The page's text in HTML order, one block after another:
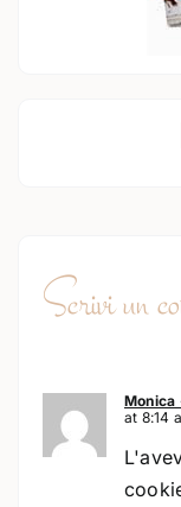
Scrivi un
Monica
at 8:14